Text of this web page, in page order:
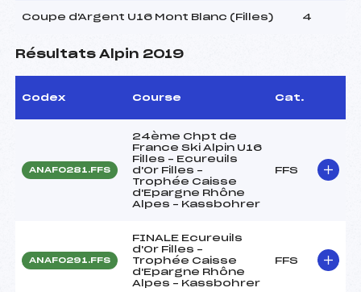
Coupe d'Argent U16 Mont Blanc (Filles) 4
Résultats Alpin 2019
Codex Course Cat.
ANAF0281.FFS
24ème Chpt de
France Ski Alpin U16
Filles – Ecureuils
d'Or Filles –
Trophée Caisse
d'Epargne Rhône
Alpes – Kassbohrer
FFS
ANAF0291.FFS
FINALE Ecureuils
d'Or Filles –
Trophée Caisse
d'Epargne Rhône
Alpes – Kassbohrer
FFS